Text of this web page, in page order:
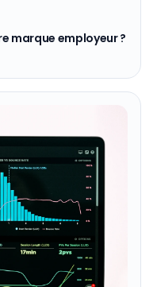
marque employeur ?